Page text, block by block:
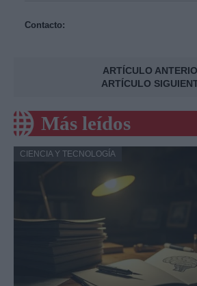
Contacto:
ARTÍCULO
ARTÍCULO
Más leídos
CIENCIA Y TECNOLOGÍA